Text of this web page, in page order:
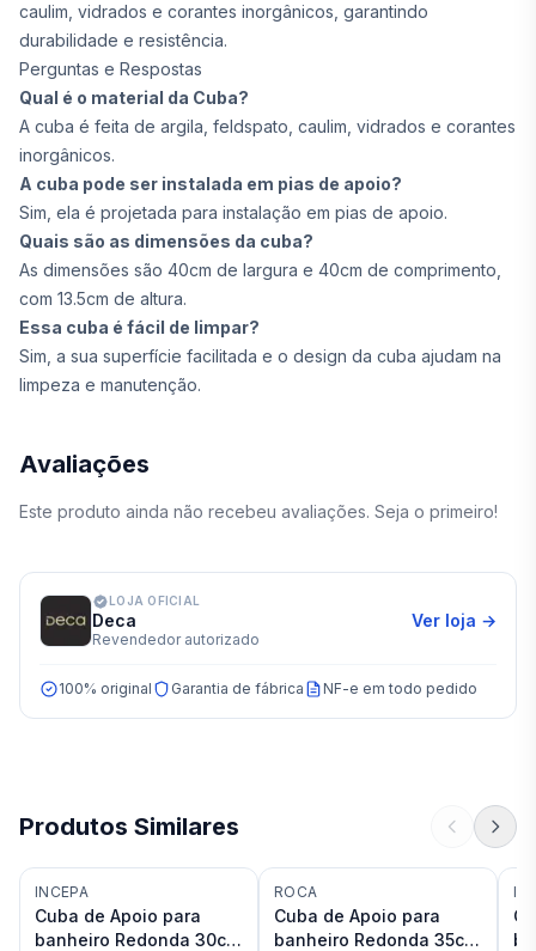
caulim, vidrados e corantes inorgânicos, garantindo
durabilidade e resistência.
Perguntas e Respostas
Qual é o material da Cuba?
A cuba é feita de argila, feldspato, caulim, vidrados e corantes
inorgânicos.
A cuba pode ser instalada em pias de apoio?
Sim, ela é projetada para instalação em pias de apoio.
Quais são as dimensões da cuba?
As dimensões são 40cm de largura e 40cm de comprimento,
com 13.5cm de altura.
Essa cuba é fácil de limpar?
Sim, a sua superfície facilitada e o design da cuba ajudam na
limpeza e manutenção.
Avaliações
Este produto ainda não recebeu avaliações. Seja o primeiro!
LOJA OFICIAL
Deca
Revendedor autorizado
Ver loja →
100% original Garantia de fábrica NF-e em todo pedido
Produtos Similares
INCEPA
Cuba de Apoio para
banheiro Redonda 30cm
ROCA
Cuba de Apoio para
banheiro Redonda 35cm